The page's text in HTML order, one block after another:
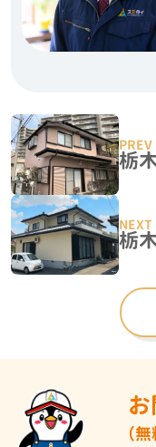
（